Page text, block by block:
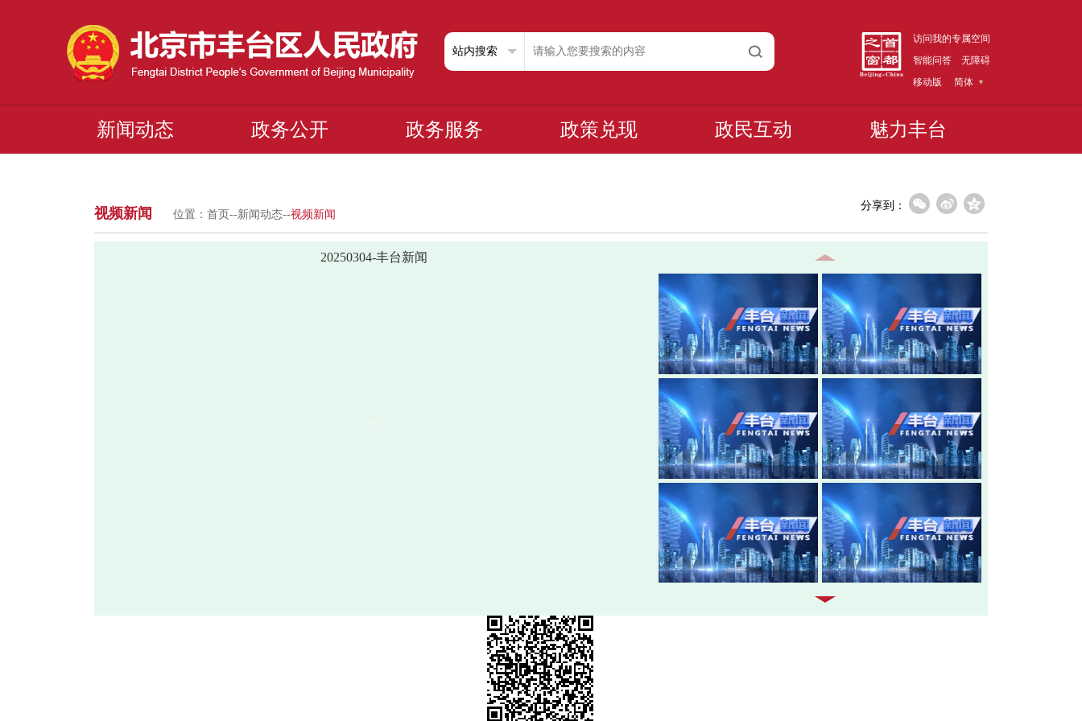
访问我的专属空间
智能问答
无障碍
移动版
简体
新闻动态 政务公开 政务服务 政策兑现 政民互动 魅力丰台
视频新闻 位置： 首页 --新闻动态--视频新闻
分享到：
20250304-丰台新闻
20260805-丰台新闻
20260803-丰台新闻
20260730-丰台新闻